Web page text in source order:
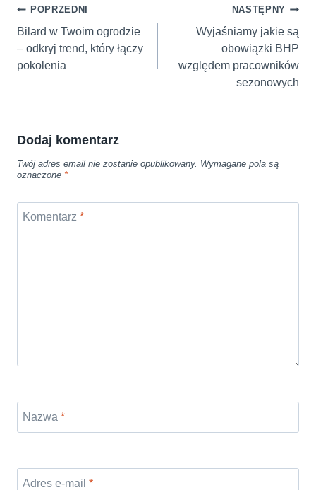
Nawigacja
wpisu
POPRZEDNI
Bilard w Twoim ogrodzie
– odkryj trend, który łączy
pokolenia
NASTĘPNY
Wyjaśniamy jakie są
obowiązki BHP
względem pracowników
sezonowych
Dodaj komentarz
Twój adres email nie zostanie opublikowany. Wymagane pola są
oznaczone *
Komentarz *
Nazwa *
Adres e-mail *